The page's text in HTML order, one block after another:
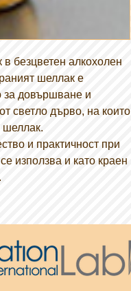
безцветен алкохолен
шеллак е
за довършване и
светло дърво, на които
шеллак.
и практичност при
използва и като краен